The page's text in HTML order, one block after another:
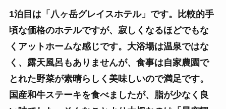
1泊目は「八ヶ岳グレイスホテル」です。比較的手
頃な価格のホテルですが、寂しくなるほどでもな
くアットホームな感じです。大浴場は温泉ではな
く、露天風呂もありませんが、食事は自家農園で
とれた野菜が素晴らしく美味しいので満足です。
国産和牛ステーキを食べましたが、脂が少なく良